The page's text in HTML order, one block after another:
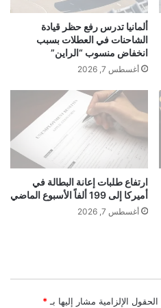
ألمانيا تدرس رفع حظر قيادة
الشاحنات في العطلات بسبب
انخفاض منسوب “الراين”
أغسطس 7, 2026
ارتفاع طلبات إعانة البطالة في
أميركا إلى 199 ألفاً الأسبوع الماضي
أغسطس 7, 2026
الحقول الإلزامية مشار إليها بـ *